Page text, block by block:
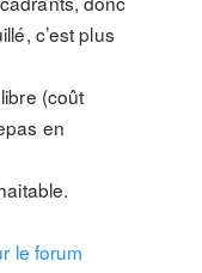
c’est plus
(coût
en
le forum